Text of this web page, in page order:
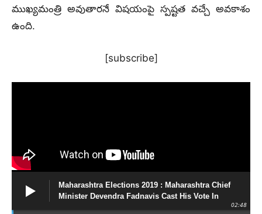
ముఖ్యమంత్రి అవుతారనే విషయంపై స్పష్టత వచ్చే అవకాశం
ఉంది.
[subscribe]
Maharashtra Elections 2019 : Maharashtra Chief
Minister Devendra Fadnavis Cast His Vote In
02:48